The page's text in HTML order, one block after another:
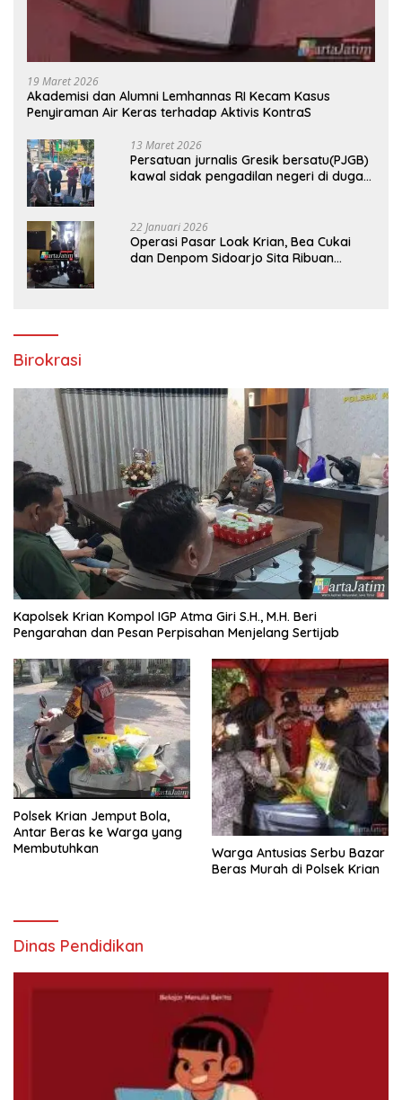
19 Maret 2026
Akademisi dan Alumni Lemhannas RI Kecam Kasus
Penyiraman Air Keras terhadap Aktivis KontraS
13 Maret 2026
Persatuan jurnalis Gresik bersatu(PJGB)
kawal sidak pengadilan negeri di duga
22 Januari 2026
Operasi Pasar Loak Krian, Bea Cukai
dan Denpom Sidoarjo Sita Ribuan
Birokrasi
Kapolsek Krian Kompol IGP Atma Giri S.H., M.H. Beri
Pengarahan dan Pesan Perpisahan Menjelang Sertijab
Polsek Krian Jemput Bola,
Antar Beras ke Warga yang
Membutuhkan
Warga Antusias Serbu Bazar
Beras Murah di Polsek Krian
Dinas Pendidikan